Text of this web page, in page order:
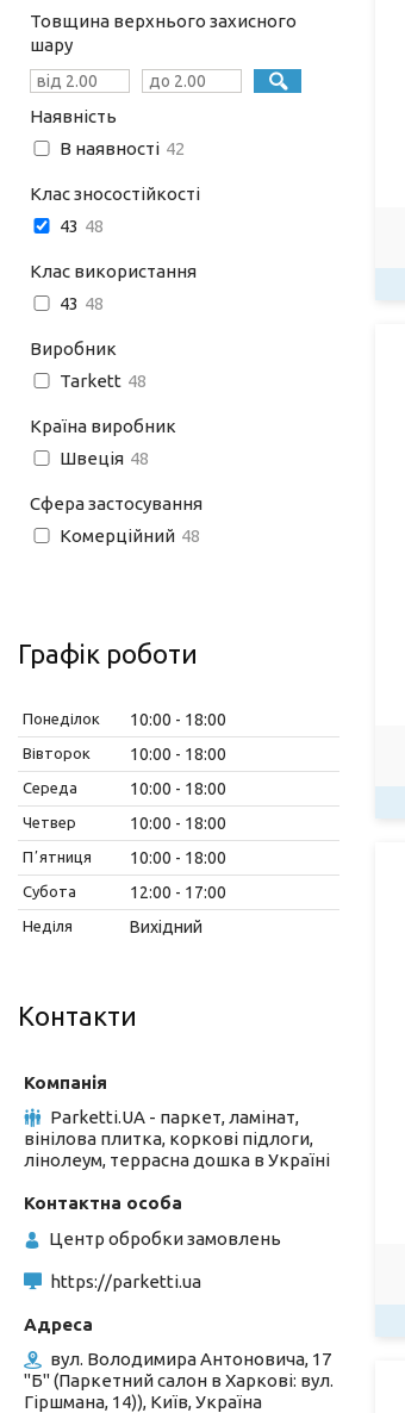
Товщина верхнього захисного
шару
Наявність
В наявності 42
Клас зносостійкості
43 48
Клас використання
43 48
Виробник
Tarkett 48
Країна виробник
Швеція 48
Сфера застосування
Комерційний 48
Графік роботи
Понеділок 10:00 18:00
Вівторок 10:00 18:00
Середа 10:00 18:00
Четвер 10:00 18:00
Пʼятниця 10:00 18:00
Субота 12:00 17:00
Неділя Вихідний
Контакти
Parketti.UA - паркет, ламінат,
вінілова плитка, коркові підлоги,
лінолеум, террасна дошка в Україні
Центр обробки замовлень
https://parketti.ua
вул. Володимира Антоновича, 17
"Б" (Паркетний салон в Харкові: вул.
Гіршмана, 14)), Київ, Україна